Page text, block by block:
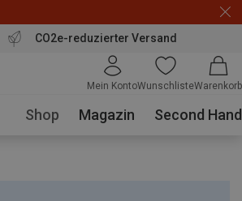
CO2e-reduzierter Versand
Mein KontoWunschlisteWarenkorb
Shop Magazin Second Hand